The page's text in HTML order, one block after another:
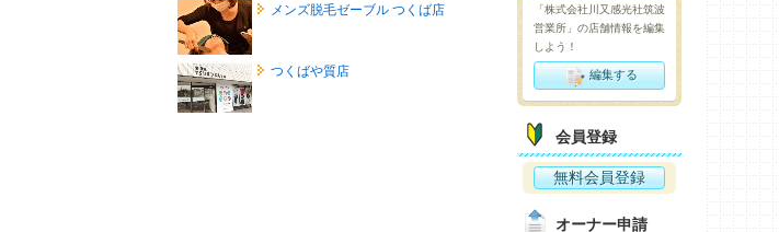
メンズ脱毛ゼーブル つくば店
つくばや質店
「株式会社川又感光社筑波
営業所」の店舗情報を編集
しよう！
編集する
会員登録
無料会員登録
オーナー申請